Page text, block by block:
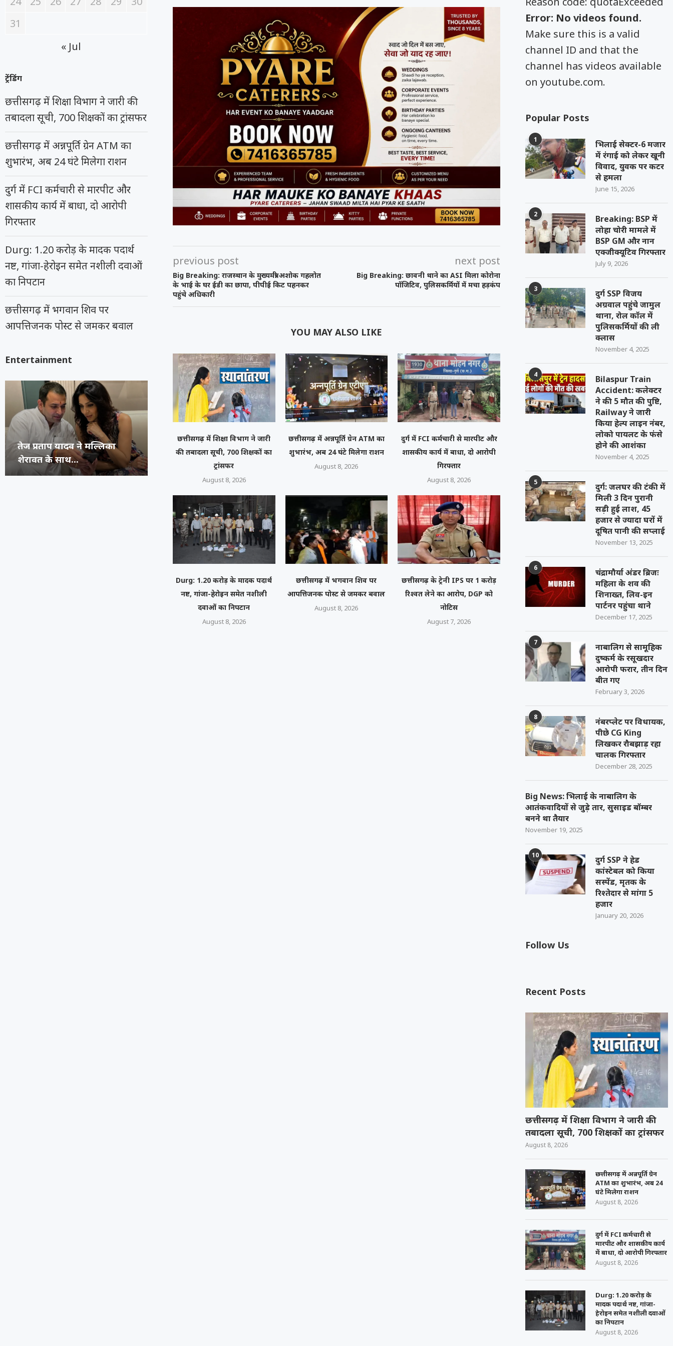
previous post
Big Breaking: राजस्थान के मुख्यमंत्री अशोक गहलोत
के भाई के घर ईडी का छापा, पीपीई किट पहनकर
पहुंचे अधिकारी
next post
Big Breaking: छावनी थाने का ASI मिला कोरोना
पॉजिटिव, पुलिसकर्मियों में मचा हड़कंप
YOU MAY ALSO LIKE
छत्तीसगढ़ में शिक्षा विभाग ने जारी
की तबादला सूची, 700 शिक्षकों का
ट्रांसफर
August 8, 2026
छत्तीसगढ़ में अन्नपूर्ति ग्रेन ATM का
शुभारंभ, अब 24 घंटे मिलेगा राशन
August 8, 2026
दुर्ग में FCI कर्मचारी से मारपीट और
शासकीय कार्य में बाधा, दो आरोपी
गिरफ्तार
August 8, 2026
Durg: 1.20 करोड़ के मादक पदार्थ
नष्ट, गांजा-हेरोइन समेत नशीली
दवाओं का निपटान
August 8, 2026
छत्तीसगढ़ में भगवान शिव पर
आपत्तिजनक पोस्ट से जमकर बवाल
August 8, 2026
छत्तीसगढ़ के ट्रेनी IPS पर 1 करोड़
रिश्वत लेने का आरोप, DGP को
नोटिस
August 7, 2026
Error: No videos found.
Make sure this is a valid
channel ID and that the
channel has videos available
on youtube.com.
Popular Posts
1
भिलाई सेक्टर-6 मजार
में रंगाई को लेकर खूनी
विवाद, युवक पर कटर
से हमला
June 15, 2026
2
Breaking: BSP में
लोहा चोरी मामले में
BSP GM और नान
एक्जीक्यूटिव गिरफ्तार
July 9, 2026
3
दुर्ग SSP विजय
अग्रवाल पहुंचे जामुल
थाना, रोल कॉल में
पुलिसकर्मियों की ली
क्लास
November 4, 2025
4
Bilaspur Train
Accident: कलेक्टर
ने की 5 मौत की पुष्टि,
Railway ने जारी
किया हेल्प लाइन नंबर,
लोको पायलट के फंसे
होने की आशंका
November 4, 2025
5
दुर्ग: जलघर की टंकी में
मिली 3 दिन पुरानी
सड़ी हुई लाश, 45
हजार से ज्यादा घरों में
दूषित पानी की सप्लाई
November 13, 2025
6
चंद्रामौर्या अंडर ब्रिजः
महिला के शव की
शिनाख्त, लिव-इन
पार्टनर पहुंचा थाने
December 17, 2025
7
नाबालिग से सामूहिक
दुष्कर्म के रसूखदार
आरोपी फरार, तीन दिन
बीत गए
February 3, 2026
8
नंबरप्लेट पर विधायक,
पीछे CG King
लिखकर रौबझाड़ रहा
चालक गिरफ्तार
December 28, 2025
Big News: भिलाई के नाबालिग के
आतंकवादियों से जुड़े तार, सुसाइड बॉम्बर
बनने था तैयार
November 19, 2025
10
दुर्ग SSP ने हेड
कांस्टेबल को किया
सस्पेंड, मृतक के
रिश्तेदार से मांगा 5
हजार
January 20, 2026
Follow Us
Recent Posts
छत्तीसगढ़ में शिक्षा विभाग ने जारी की
तबादला सूची, 700 शिक्षकों का ट्रांसफर
August 8, 2026
छत्तीसगढ़ में अन्नपूर्ति ग्रेन
ATM का शुभारंभ, अब 24
घंटे मिलेगा राशन
August 8, 2026
दुर्ग में FCI कर्मचारी से
मारपीट और शासकीय कार्य
में बाधा, दो आरोपी गिरफ्तार
August 8, 2026
Durg: 1.20 करोड़ के
मादक पदार्थ नष्ट, गांजा-
हेरोइन समेत नशीली दवाओं
का निपटान
August 8, 2026
31
« Jul
ट्रेंडिंग
छत्तीसगढ़ में शिक्षा विभाग ने जारी की
तबादला सूची, 700 शिक्षकों का ट्रांसफर
छत्तीसगढ़ में अन्नपूर्ति ग्रेन ATM का
शुभारंभ, अब 24 घंटे मिलेगा राशन
दुर्ग में FCI कर्मचारी से मारपीट और
शासकीय कार्य में बाधा, दो आरोपी
गिरफ्तार
Durg: 1.20 करोड़ के मादक पदार्थ
नष्ट, गांजा-हेरोइन समेत नशीली दवाओं
का निपटान
छत्तीसगढ़ में भगवान शिव पर
आपत्तिजनक पोस्ट से जमकर बवाल
Entertainment
अभिनेता प्रदीप रावत का 74 वर्ष
की उम्र...
कंगना ने Gen Z को कहा
जनरेशन गटर,...
सुप्रीम कोर्ट का समय रैना समेत 6
कॉमेडियन्स...
रूंगटा यूनिवर्सिटी के फिल्म
फेस्टिवल में पहुंची चक...